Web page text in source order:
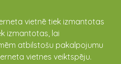
vietnē tiek izmantotas
izmantotas, lai
atbilstošu pakalpojumu
vietnes veiktspēju.